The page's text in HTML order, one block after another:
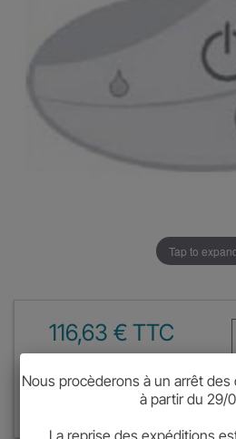
Tap to
116,63 € TTC
Ajouter au
Nous procèderons à un arrêt
à partir du 29/
La reprise des expéditions